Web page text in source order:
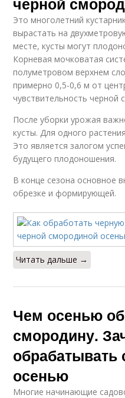
Это многолетний
вырастать на
месте, кусты могут
Корневая мочковатая
полуметровом верхнем
примерно 0,5-0,6 м от
чувствительность черной
После уборки урожая
кусты. Для одного
Это является залогом
будущего плодоношения.
В конце сезона основное
обрезке и формирующей.
Читать дальше →
Чем осенью
смородину.
обрабатывать
осенью
Многие начинающие